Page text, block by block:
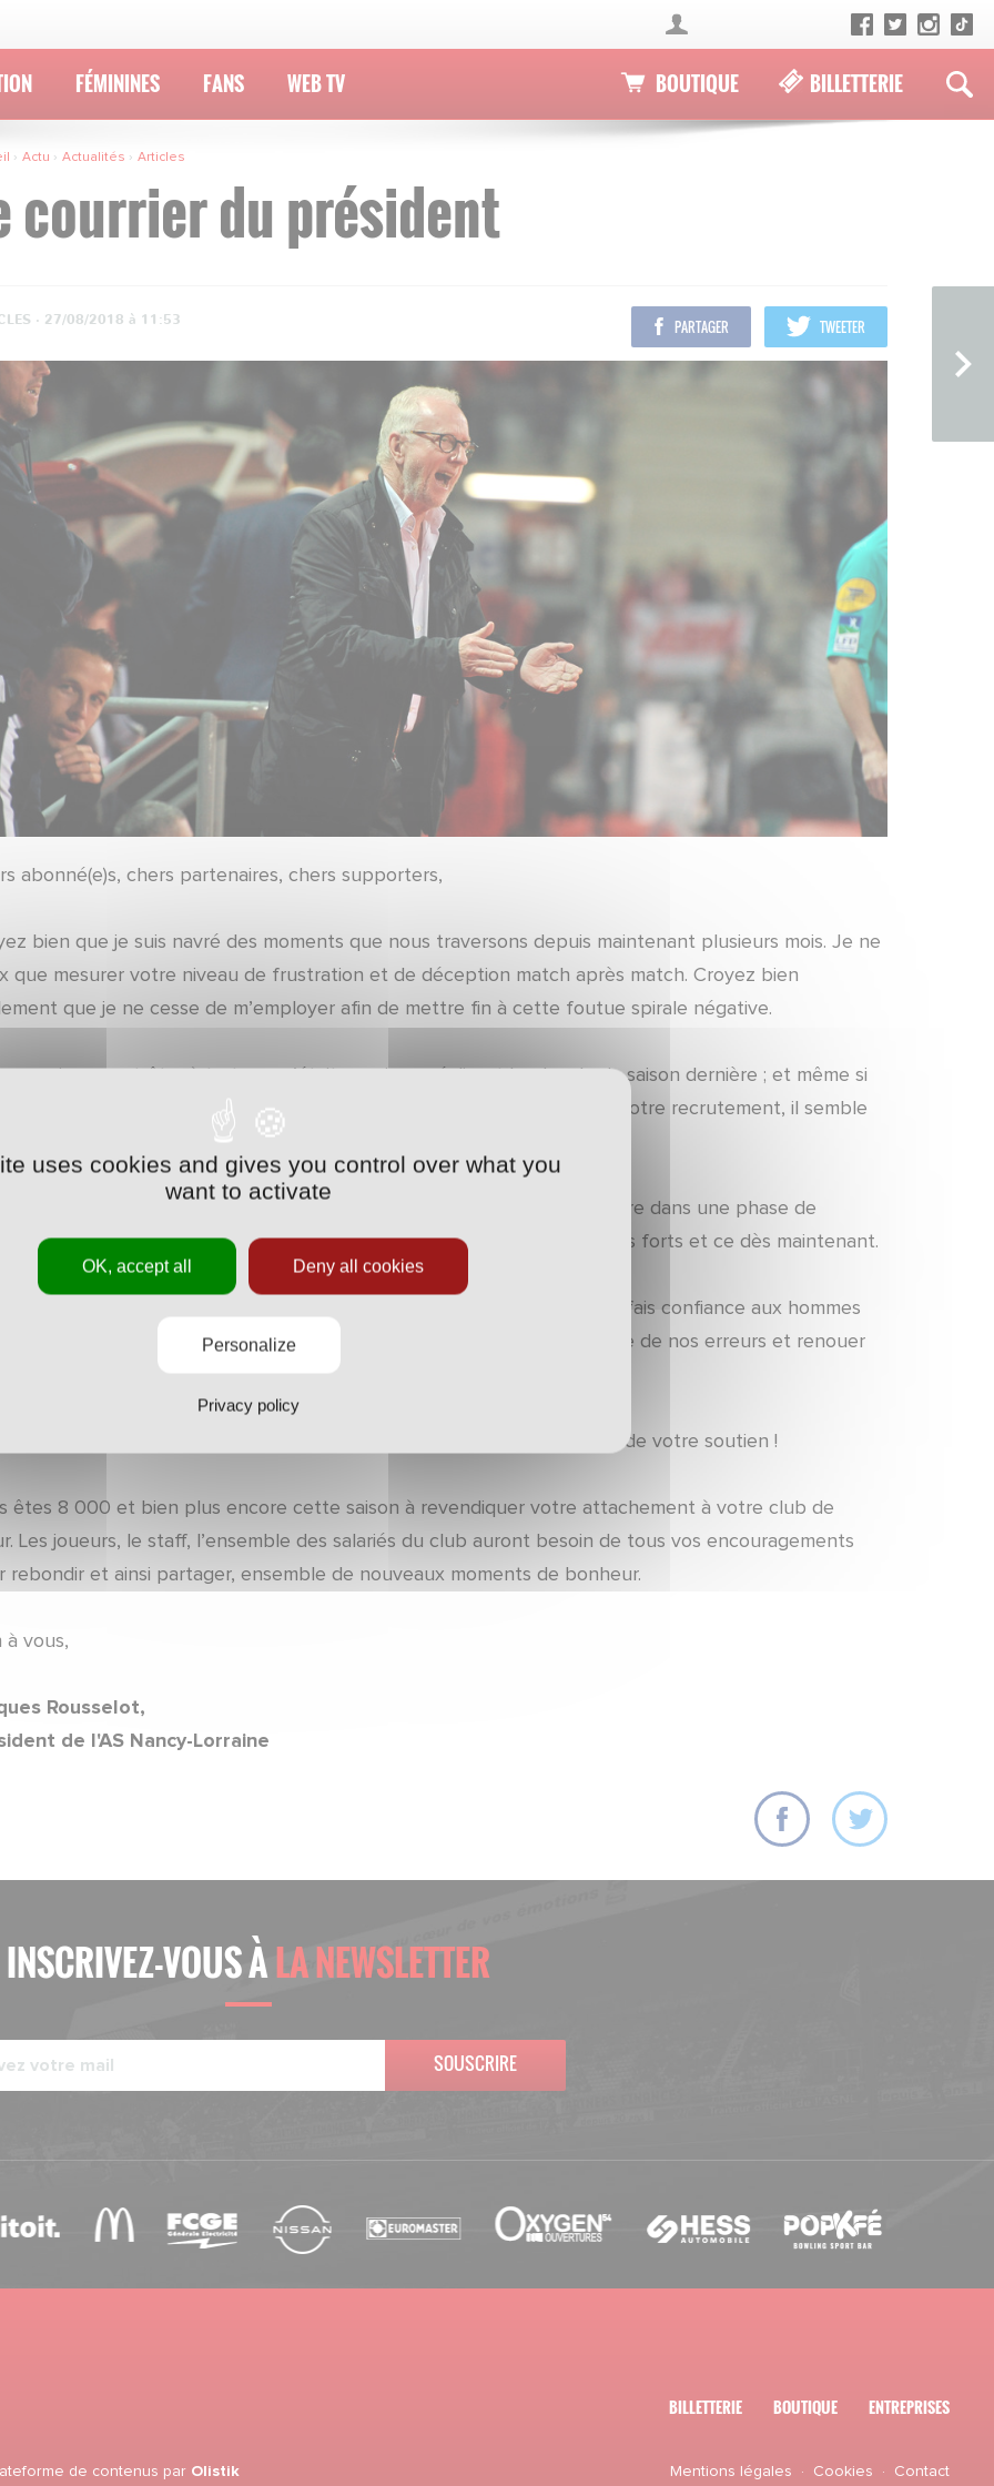
FÉMININES FANS WEB TV BOUTIQUE BILLETTERIE
Actu Actualités Articles
courrier du président
· 27/08/2018 à 11:53 PARTAGER TWEETER
abonné(e)s, chers partenaires, chers supporters,
bien que je suis navré des moments que nous traversons depuis maintenant plusieurs mois. Je ne
que mesurer votre niveau de frustration et de déception match après match. Croyez bien
que je ne cesse de m’employer afin de mettre fin à cette foutue spirale négative.
pensions peut-être à tort que c’était acquis en réalisant le plus dur la saison dernière ; et même si
avis étaient unanimes avant la reprise du championnat sur la qualité de notre recrutement, il semble
plusieurs carences nous pénalisent encore à l’heure actuelle.
noter que 14 joueurs sont en fin de contrat. Nous sommes donc encore dans une phase de
La phase de reconstruction doit toutefois s’anticiper par des actes forts et ce dès maintenant.
deux derniers matchs nous permettent de nourrir quelques espoirs. Je fais confiance aux hommes
sont en place pour redresser la barre au plus vite. Il nous faut apprendre de nos erreurs et renouer
pour finir à vous remercier encore une fois pour le renouvellement de votre soutien !
êtes 8 000 et bien plus encore cette saison à revendiquer votre attachement à votre club de
Les joueurs, le staff, l’ensemble des salariés du club auront besoin de tous vos encouragements
rebondir et ainsi partager, ensemble de nouveaux moments de bonheur.
à vous,
Rousselot,
de l'AS Nancy-Lorraine
INSCRIVEZ-VOUS ÀLA NEWSLETTER
SOUSCRIRE
BILLETTERIE BOUTIQUE ENTREPRISES
de contenus par Olistik Mentions légales · Cookies · Contact
uses cookies and gives you control over what you
want to activate
OK, accept all Deny all cookies
Personalize
Privacy policy